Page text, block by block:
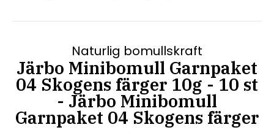
Naturlig bomullskraft
Järbo Minibomull Garnpaket
04 Skogens färger 10g - 10 st
- Järbo Minibomull
Garnpaket 04 Skogens färger